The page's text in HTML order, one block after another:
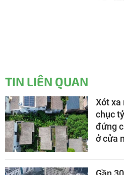
TIN LIÊN QUAN
Xót xa
chục
đứng
ở cửa